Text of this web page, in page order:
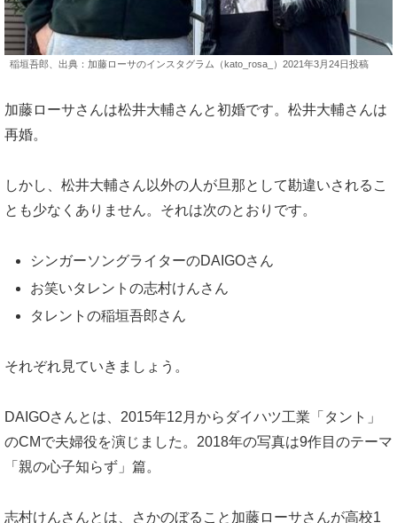
稲垣吾郎、出典：加藤ローサのインスタグラム（kato_rosa_）2021年3月24日投稿
加藤ローサさんは松井大輔さんと初婚です。松井大輔さんは
再婚。
しかし、松井大輔さん以外の人が旦那として勘違いされるこ
とも少なくありません。それは次のとおりです。
シンガーソングライターのDAIGOさん
お笑いタレントの志村けんさん
タレントの稲垣吾郎さん
それぞれ見ていきましょう。
DAIGOさんとは、2015年12月からダイハツ工業「タント」
のCMで夫婦役を演じました。2018年の写真は9作目のテーマ
「親の心子知らず」篇。
志村けんさんとは、さかのぼること加藤ローサさんが高校1